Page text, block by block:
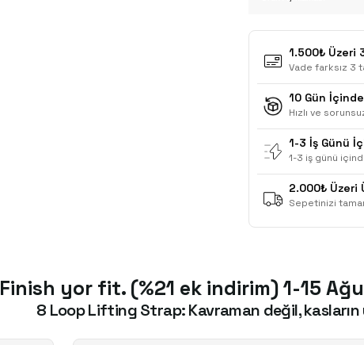
1.500₺ Üzeri
Vade farksız 3
10 Gün
Hızlı ve
1-3 İş Günü
1-3 iş günü
2.000₺ Üzeri
Sepetinizi
Finish yor fit. (%21 ek indirim) 1-15
8 Loop Lifting Strap: Kavraman değil,